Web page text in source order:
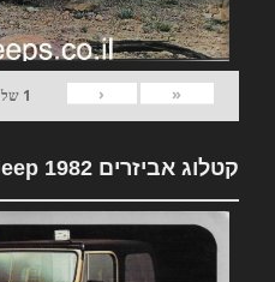
«
‹
1 של
קטלוג אביזרים 1982 Jeep